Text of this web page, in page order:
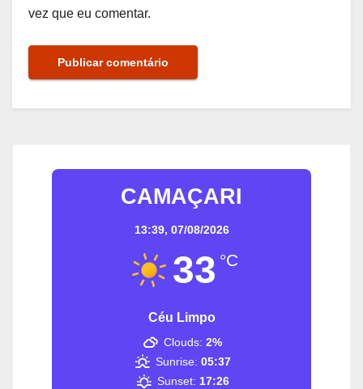
vez que eu comentar.
CAMAÇARI
13:39, 07/08/2026
33 °C
Céu Limpo
Clouds: 2%
Sunrise: 05:37
Sunset: 17:26